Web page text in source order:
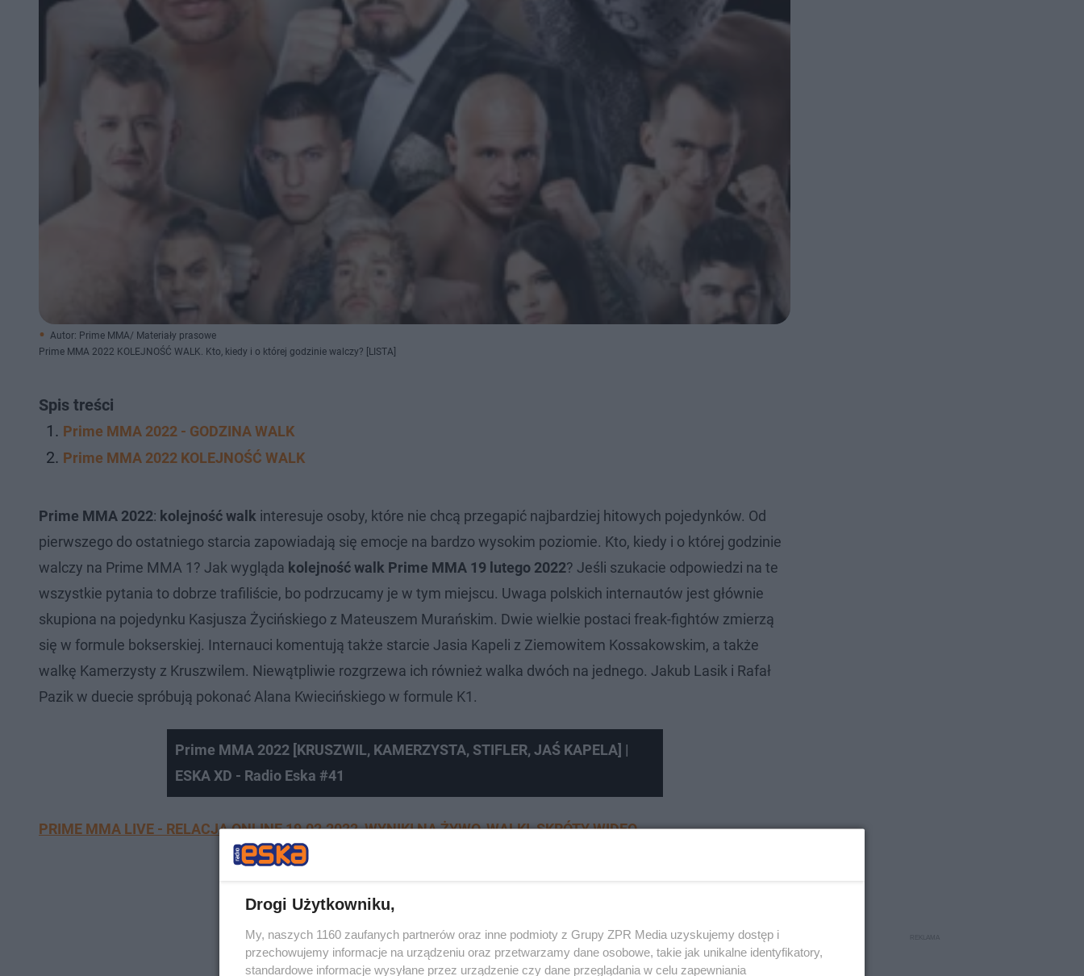
Autor: Prime MMA/ Materiały prasowe
Prime MMA 2022 KOLEJNOŚĆ WALK. Kto, kiedy i o której godzinie walczy? [LISTA]
Spis treści
Prime MMA 2022 - GODZINA WALK
Prime MMA 2022 KOLEJNOŚĆ WALK
Prime MMA 2022: kolejność walk interesuje osoby, które nie chcą przegapić najbardziej hitowych pojedynków. Od
pierwszego do ostatniego starcia zapowiadają się emocje na bardzo wysokim poziomie. Kto, kiedy i o której godzinie
walczy na Prime MMA 1? Jak wygląda kolejność walk Prime MMA 19 lutego 2022? Jeśli szukacie odpowiedzi na te
wszystkie pytania to dobrze trafiliście, bo podrzucamy je w tym miejscu. Uwaga polskich internautów jest głównie
skupiona na pojedynku Kasjusza Życińskiego z Mateuszem Murańskim. Dwie wielkie postaci freak-fightów zmierzą
się w formule bokserskiej. Internauci komentują także starcie Jasia Kapeli z Ziemowitem Kossakowskim, a także
walkę Kamerzysty z Kruszwilem. Niewątpliwie rozgrzewa ich również walka dwóch na jednego. Jakub Lasik i Rafał
Pazik w duecie spróbują pokonać Alana Kwiecińskiego w formule K1.
Prime MMA 2022 [KRUSZWIL, KAMERZYSTA, STIFLER, JAŚ KAPELA] |
ESKA XD - Radio Eska #41
PRIME MMA LIVE - RELACJA ONLINE 19.02.2022, WYNIKI NA ŻYWO, WALKI, SKRÓTY WIDEO
Drogi Użytkowniku,
My, naszych 1160 zaufanych partnerów oraz inne podmioty z Grupy ZPR Media uzyskujemy dostęp i
przechowujemy informacje na urządzeniu oraz przetwarzamy dane osobowe, takie jak unikalne identyfikatory,
standardowe informacje wysyłane przez urządzenie czy dane przeglądania w celu zapewniania